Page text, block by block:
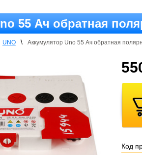
55 Ач обратная
UNO \ Аккумулятор Uno 55 Ач обратная
Код